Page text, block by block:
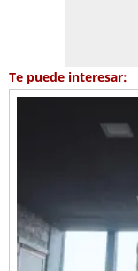
Te puede interesar: